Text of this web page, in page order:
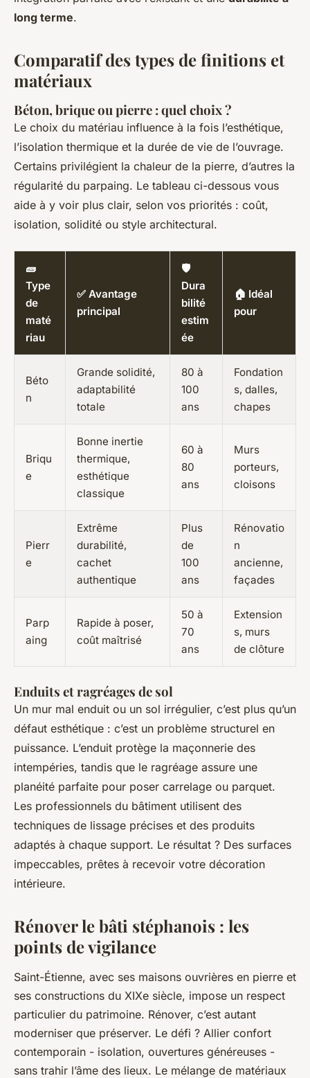
long terme.
Comparatif des types de finitions et
matériaux
Béton, brique ou pierre : quel choix ?
Le choix du matériau influence à la fois l’esthétique,
l’isolation thermique et la durée de vie de l’ouvrage.
Certains privilégient la chaleur de la pierre, d’autres la
régularité du parpaing. Le tableau ci-dessous vous
aide à y voir plus clair, selon vos priorités : coût,
isolation, solidité ou style architectural.
🧱
Type
de
maté
riau
✅ Avantage
principal
🛡️
Dura
bilité
estim
ée
🏠 Idéal
pour
Béto
n
Grande solidité,
adaptabilité
totale
80 à
100
ans
Fondation
s, dalles,
chapes
Briqu
e
Bonne inertie
thermique,
esthétique
classique
60 à
80
ans
Murs
porteurs,
cloisons
Pierr
e
Extrême
durabilité,
cachet
authentique
Plus
de
100
ans
Rénovatio
n
ancienne,
façades
Parp
aing
Rapide à poser,
coût maîtrisé
50 à
70
ans
Extension
s, murs
de clôture
Enduits et ragréages de sol
Un mur mal enduit ou un sol irrégulier, c’est plus qu’un
défaut esthétique : c’est un problème structurel en
puissance. L’enduit protège la maçonnerie des
intempéries, tandis que le ragréage assure une
planéité parfaite pour poser carrelage ou parquet.
Les professionnels du bâtiment utilisent des
techniques de lissage précises et des produits
adaptés à chaque support. Le résultat ? Des surfaces
impeccables, prêtes à recevoir votre décoration
intérieure.
Rénover le bâti stéphanois : les
points de vigilance
Saint-Étienne, avec ses maisons ouvrières en pierre et
ses constructions du XIXe siècle, impose un respect
particulier du patrimoine. Rénover, c’est autant
moderniser que préserver. Le défi ? Allier confort
contemporain - isolation, ouvertures généreuses -
sans trahir l’âme des lieux. Le mélange de matériaux